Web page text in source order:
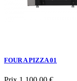
FOUR A PIZZA 01